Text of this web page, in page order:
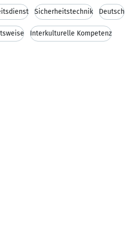
Sicherheitstechnik Deutsch
Interkulturelle Kompetenz